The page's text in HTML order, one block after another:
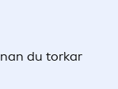
du torkar